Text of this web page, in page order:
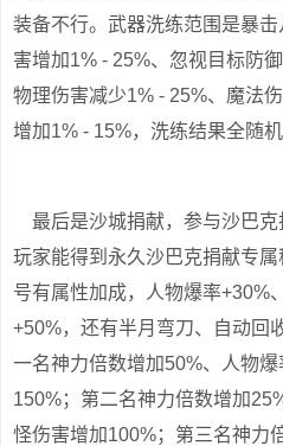
装备不行。武器洗练范围是暴
害增加1% - 25%、忽视目标防
物理伤害减少1% - 25%、魔法
增加1% - 15%，洗练结果全随
最后是沙城捐献，参与沙巴克
玩家能得到永久沙巴克捐献专属
号有属性加成，人物爆率+30%
+50%，还有半月弯刀、自动回
一名神力倍数增加50%、人物
150%；第二名神力倍数增加
怪伤害增加100%；第三名神力